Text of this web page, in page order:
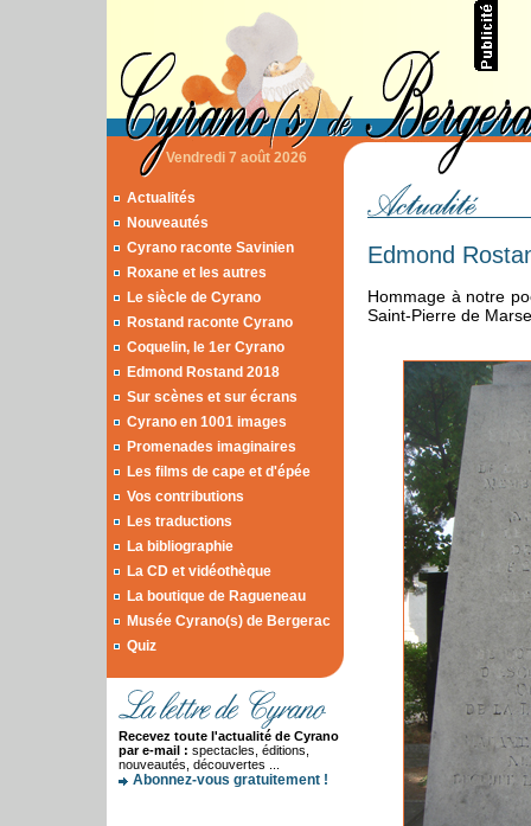
Vendredi 7 août 2026
Actualités
Nouveautés
Cyrano raconte Savinien
Roxane et les autres
Le siècle de Cyrano
Rostand raconte Cyrano
Coquelin, le 1er Cyrano
Edmond Rostand 2018
Sur scènes et sur écrans
Cyrano en 1001 images
Promenades imaginaires
Les films de cape et d'épée
Vos contributions
Les traductions
La bibliographie
La CD et vidéothèque
La boutique de Ragueneau
Musée Cyrano(s) de Bergerac
Quiz
Recevez toute l'actualité de Cyrano
par e-mail : spectacles, éditions,
nouveautés, découvertes ...
Abonnez-vous gratuitement !
Edmond
Hommage à notre
Saint-Pierre de